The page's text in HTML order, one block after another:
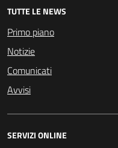
TUTTE LE NEWS
Primo piano
Notizie
Comunicati
Avvisi
SERVIZI ONLINE